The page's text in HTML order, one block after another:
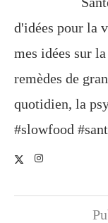
d'idées pour la
mes idées sur
remèdes de
quotidien, la
#slowfood